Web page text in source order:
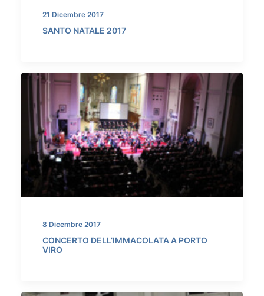
21 Dicembre 2017
SANTO NATALE 2017
8 Dicembre 2017
CONCERTO DELL’IMMACOLATA A PORTO
VIRO